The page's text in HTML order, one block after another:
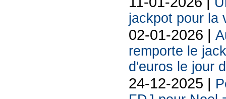
jackpot pour la
02-01-2026 |
remporte le
d'euros le jour
24-12-2025 |